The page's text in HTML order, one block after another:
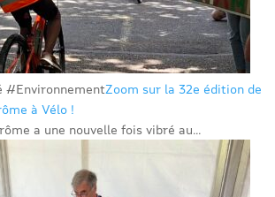
Zoom sur la 32e édition de
à Vélo !
a une nouvelle fois vibré au...